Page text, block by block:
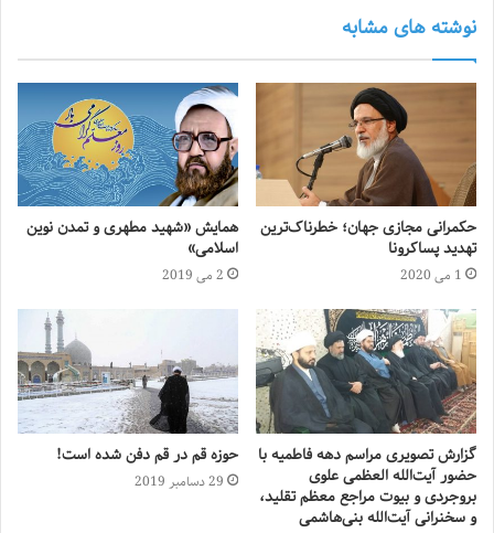
نوشته های مشابه
حکمرانی مجازی جهان؛ خطرناک‌ترین
تهدید پساکرونا
1 می 2020
همایش «شهید مطهری و تمدن نوین
اسلامی»
2 می 2019
گزارش تصویری مراسم دهه فاطمیه با
حضور آیت‌الله العظمی علوی
بروجردی و بیوت مراجع معظم تقلید،
و سخنرانی آیت‌الله بنی‌هاشمی
حوزه قم در قم دفن شده است!
29 دسامبر 2019